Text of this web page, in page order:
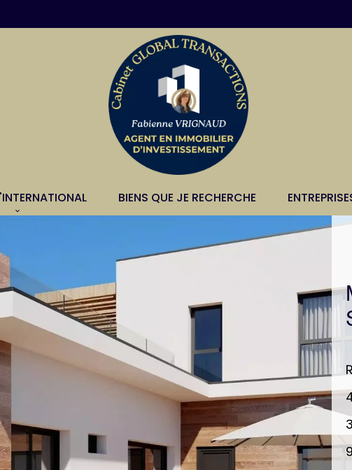
BIENS QUE JE RECHERCHE